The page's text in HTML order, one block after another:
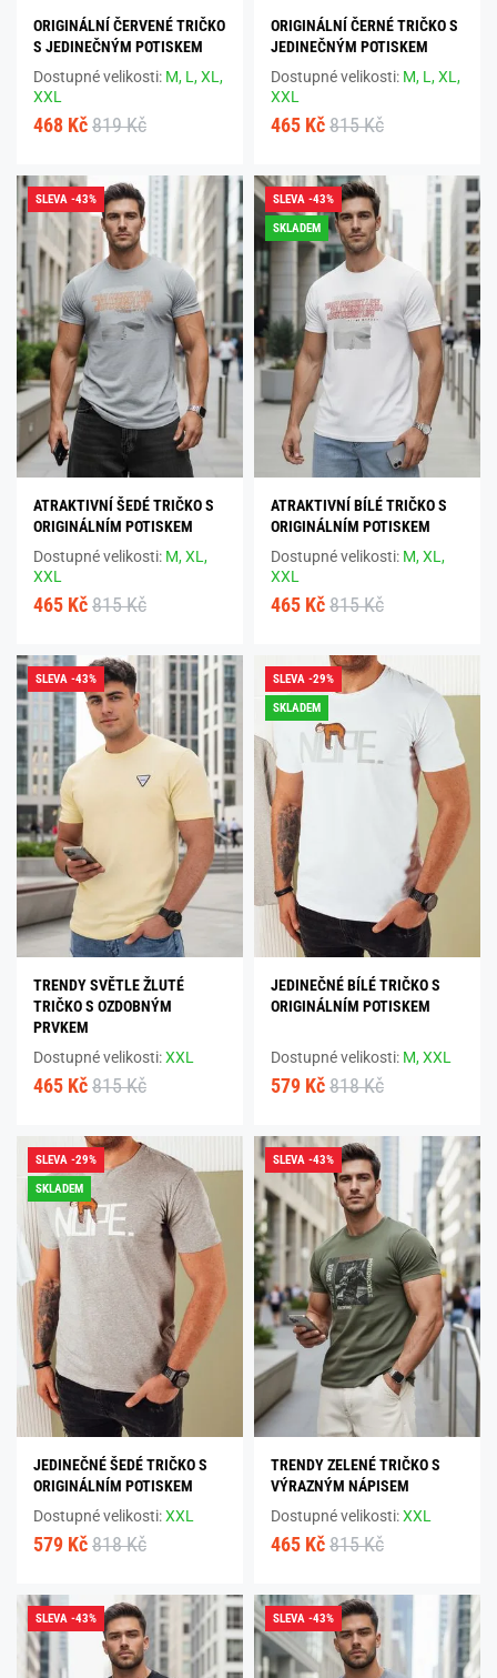
ORIGINÁLNÍ ČERVENÉ TRIČKO
S JEDINEČNÝM POTISKEM
Dostupné velikosti: M, L,XL,
XXL
468 Kč 819 Kč
ORIGINÁLNÍ ČERNÉ TRIČKO S
JEDINEČNÝM POTISKEM
Dostupné velikosti: M, L,XL,
XXL
465 Kč 815 Kč
SLEVA -43%
ATRAKTIVNÍ ŠEDÉ TRIČKO S
ORIGINÁLNÍM POTISKEM
Dostupné velikosti: M,XL,
XXL
465 Kč 815 Kč
SLEVA -43%
SKLADEM
ATRAKTIVNÍ BÍLÉ TRIČKO S
ORIGINÁLNÍM POTISKEM
Dostupné velikosti: M,XL,
XXL
465 Kč 815 Kč
SLEVA -43%
TRENDY SVĚTLE ŽLUTÉ
TRIČKO S OZDOBNÝM
PRVKEM
Dostupné velikosti:XXL
465 Kč 815 Kč
SLEVA -29%
SKLADEM
JEDINEČNÉ BÍLÉ TRIČKO S
ORIGINÁLNÍM POTISKEM
Dostupné velikosti: M,XXL
579 Kč 818 Kč
SLEVA -29%
SKLADEM
JEDINEČNÉ ŠEDÉ TRIČKO S
ORIGINÁLNÍM POTISKEM
Dostupné velikosti:XXL
579 Kč 818 Kč
SLEVA -43%
TRENDY ZELENÉ TRIČKO S
VÝRAZNÝM NÁPISEM
Dostupné velikosti:XXL
465 Kč 815 Kč
SLEVA -43% SLEVA -43%